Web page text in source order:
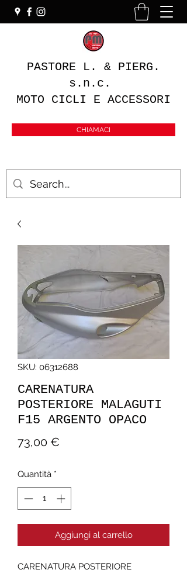
PASTORE L. & PIERG.
s.n.c.
MOTO CICLI E ACCESSORI
CHIAMACI
SKU: 06312688
CARENATURA
POSTERIORE MALAGUTI
F15 ARGENTO OPACO
73,00 €
Quantità *
Aggiungi al carrello
CARENATURA POSTERIORE